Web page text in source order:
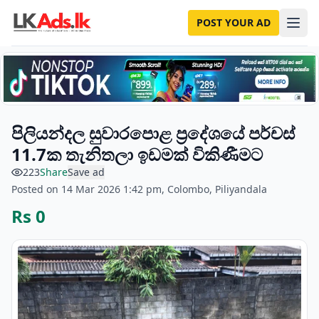
POST YOUR AD
පිලියන්දල සුවාරපොළ ප්‍රදේශයේ පර්චස්
11.7ක තැනිතලා ඉඩමක් විකිණීමට
223ShareSave ad
Posted on 14 Mar 2026 1:42 pm, Colombo, Piliyandala
Rs 0